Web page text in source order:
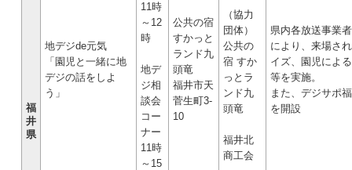
福
井
県
地デジde元気
「園児と一緒に地
デジの話をしよ
う」
11時
～12
時
地デ
ジ相
談会
コー
ナー
11時
～15
公共の宿
すかっと
ランド九
頭竜
福井市天
菅生町3-
10
（協力
団体）
公共の
宿 すか
っとラ
ンド九
頭竜
福井北
商工会
県内各放送事業
により、来場さ
イズ、園児によ
等を実施。
また、デジサポ
を開設